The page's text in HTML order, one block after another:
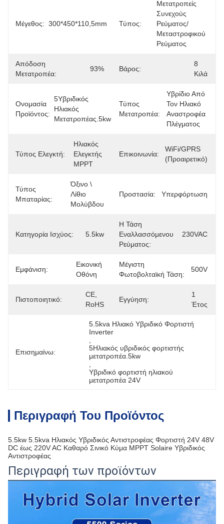
Μέγεθος: 300*450*110,5mm Τύπος:
Μετατροπείς
Συνεχούς
Ρεύματος/
Μεταστροφικού
Ρεύματος
Απόδοση
Μετατροπέα:
93% Βάρος:
8
Κιλά
Ονομασία
Προϊόντος:
5Υβριδικός
Ηλιακός
Μετατροπέας.5kw
Τύπος
Μετατροπέα:
Υβρίδιο Από
Τον Ηλιακό
Αναστροφέα
Πλέγματος
Τύπος Ελεγκτή:
Ηλιακός
Ελεγκτής
MPPT
Επικοινωνία:
WiFi/GPRS
(προαιρετικό)
Τύπος
Μπαταρίας:
Όξινο \
Λίθιο
Μολύβδου
Προστασία: Υπερφόρτωση
Κατηγορία Ισχύος: 5.5kw
Η Τάση
Εναλλασσόμενου
Ρεύματος:
230VAC
Εμφάνιση:
Εικονική
Οθόνη
Μέγιστη
Φωτοβολταϊκή Τάση:
500V
Πιστοποιητικό:
CE,
RoHS
Εγγύηση:
1
Έτος
Επισημαίνω:
5.5kva Ηλιακό Υβριδικό Φορτιστή
Inverter
5Ηλιακός υβριδικός φορτιστής
μετατροπέα.5kw
Υβριδικό φορτιστή ηλιακού
μετατροπέα 24V
Περιγραφή Του Προϊόντος
5.5kw 5.5kva Ηλιακός Υβριδικός Αντιστροφέας Φορτιστή 24V 48V
DC έως 220V AC Καθαρό Σινικό Κύμα MPPT Solaire Υβριδικός
Αντιστροφέας
Περιγραφή των προϊόντων